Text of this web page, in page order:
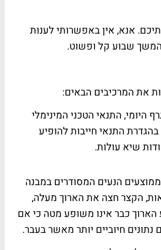
אנא, אין באפשרותי לענות
המשך שבוע קל ופשוט.
את המרכיבים הבאים:
היומי, התנאי הטכני המינימלי
התנאי חייבות להופיע
שיא עולות.
הנעים המסודרים במבנה
הקצר חצה את הארוך מעלה,
הארוך כבר אינו משופע מטה כי אם
חיוביים יותר מאשר בעבר.